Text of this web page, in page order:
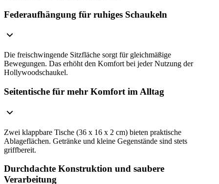
Federaufhängung für ruhiges Schaukeln
Die freischwingende Sitzfläche sorgt für gleichmäßige
Bewegungen. Das erhöht den Komfort bei jeder Nutzung der
Hollywoodschaukel.
Seitentische für mehr Komfort im Alltag
Zwei klappbare Tische (36 x 16 x 2 cm) bieten praktische
Ablageflächen. Getränke und kleine Gegenstände sind stets
griffbereit.
Durchdachte Konstruktion und saubere
Verarbeitung